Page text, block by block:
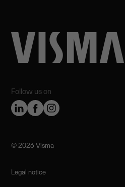
Follow us on
©️ 2026 Visma
Legal notice